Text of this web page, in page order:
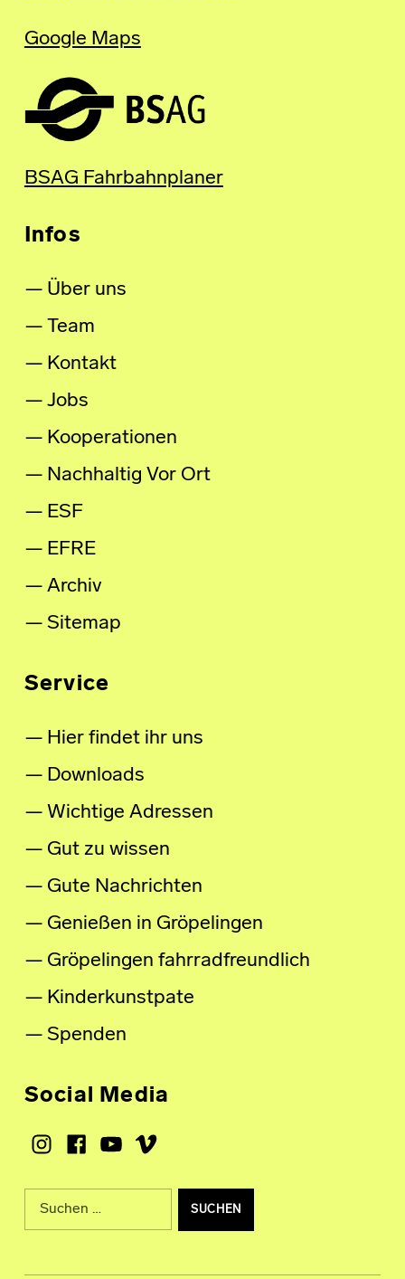
Google Maps
BSAG Fahrbahnplaner
Infos
Über uns
Team
Kontakt
Jobs
Kooperationen
Nachhaltig Vor Ort
ESF
EFRE
Archiv
Sitemap
Service
Hier findet ihr uns
Downloads
Wichtige Adressen
Gut zu wissen
Gute Nachrichten
Genießen in Gröpelingen
Gröpelingen fahrradfreundlich
Kinderkunstpate
Spenden
Social Media
Instagram
Facebook
Youtube
Vimeo
Suche nach: